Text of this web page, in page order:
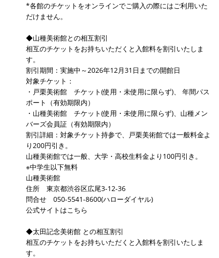
*各館のチケットをオンラインでご購入の際にはご利用いた
だけません。
◆山種美術館との相互割引
相互のチケットをお持ちいただくと入館料を割引いたしま
す。
割引期間：実施中～2026年12月31日までの開館日
対象チケット：
・戸栗美術館 チケット(使用・未使用に限らず)、 年間パス
ポート（有効期限内）
・山種美術館 チケット(使用・未使用に限らず)、山種メン
バーズ会員証（有効期限内）
割引詳細：対象チケット持参で、戸栗美術館では一般料金よ
り200円引き。
山種美術館では一般、大学・高校生料金より100円引き。
※中学生以下無料
山種美術館
住所 東京都渋谷区広尾3-12-36
問合せ 050-5541-8600(ハローダイヤル)
公式サイトはこちら
◆太田記念美術館 との相互割引
相互のチケットをお持ちいただくと入館料を割引いたしま
す。